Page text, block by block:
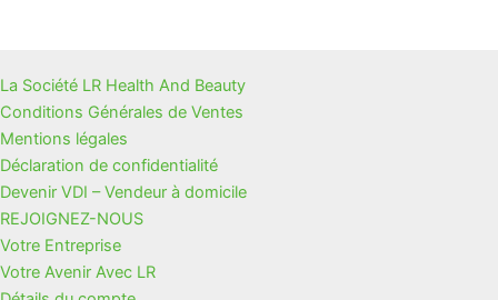
La Société LR Health And Beauty
Conditions Générales de Ventes
Mentions légales
Déclaration de confidentialité
Devenir VDI – Vendeur à domicile
REJOIGNEZ-NOUS
Votre Entreprise
Votre Avenir Avec LR